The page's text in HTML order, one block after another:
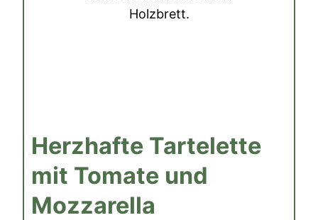
Herzhafte Tartelette
mit Tomate und
Mozzarella